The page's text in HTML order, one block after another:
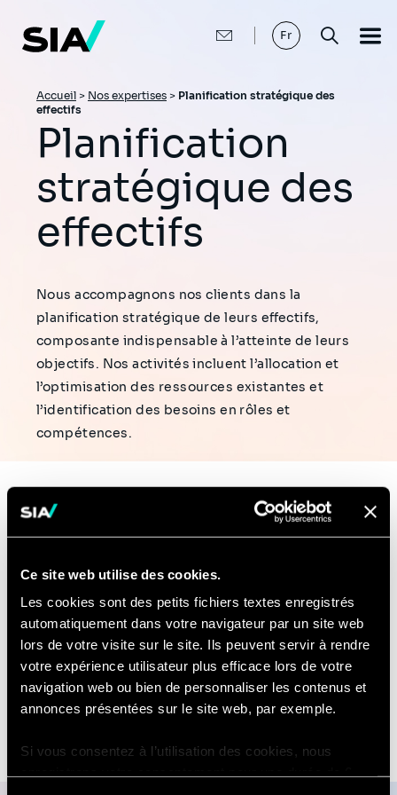
Ce site web utilise des cookies.
Les cookies sont des petits fichiers textes enregistrés
automatiquement dans votre navigateur par un site web
lors de votre visite sur le site. Ils peuvent servir à rendre
votre expérience utilisateur plus efficace lors de votre
navigation web ou bien de personnaliser les contenus et
annonces présentées sur le site web, par exemple.
Si vous consentez à l’utilisation des cookies, nous
contenu
principal
Fr
Fil
Accueil > Nos expertises > Planification stratégique des
effectifs
Planification
stratégique des
effectifs
Nous accompagnons nos clients dans la
planification stratégique de leurs effectifs,
composante indispensable à l’atteinte de leurs
objectifs. Nos activités incluent l’allocation et
l’optimisation des ressources existantes et
l’identification des besoins en rôles et
compétences.
Expertise
SWP & Management des Talents